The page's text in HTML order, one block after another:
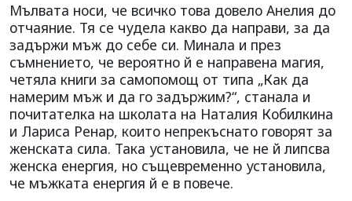
Мълвата носи, че всичко това довело Анелия до
отчаяние. Тя се чудела какво да направи, за да
задържи мъж до себе си. Минала и през
съмнението, че вероятно й е направена магия,
четяла книги за самопомощ от типа „Как да
намерим мъж и да го задържим?“, станала и
почитателка на школата на Наталия Кобилкина
и Лариса Ренар, които непрекъснато говорят за
женската сила. Така установила, че не й липсва
женска енергия, но същевременно установила,
че мъжката енергия й е в повече.